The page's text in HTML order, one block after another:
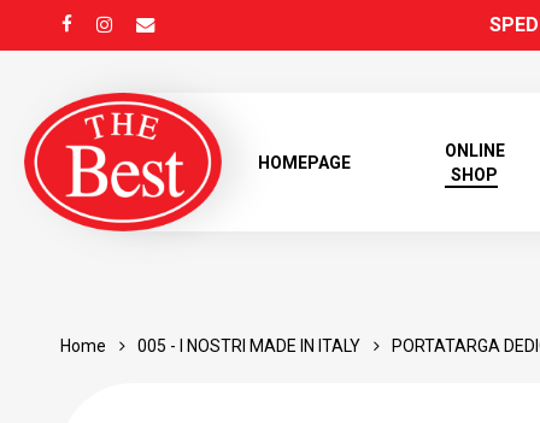
content
FACEBOOKINSTAGRAM
EMAIL
HOMEPAGE
ONLINE
SHOP
Home 005 - I NOSTRI MADE IN ITALY PORTATARGA